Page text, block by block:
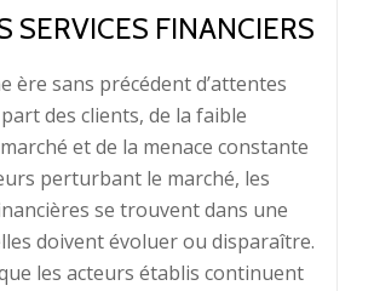
SERVICES FINANCIERS
sans précédent d’attentes
des clients, de la faible
et de la menace constante
perturbant le marché, les
se trouvent dans une
doivent évoluer ou disparaître.
les acteurs établis continuent